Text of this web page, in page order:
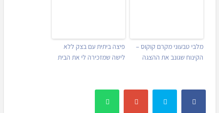
מלבי טבעוני מקרם קוקוס –
הקינוח שגונב את ההצגה
פיצה ביתית עם בצק ללא
לישה שמזכירה לי את הבית